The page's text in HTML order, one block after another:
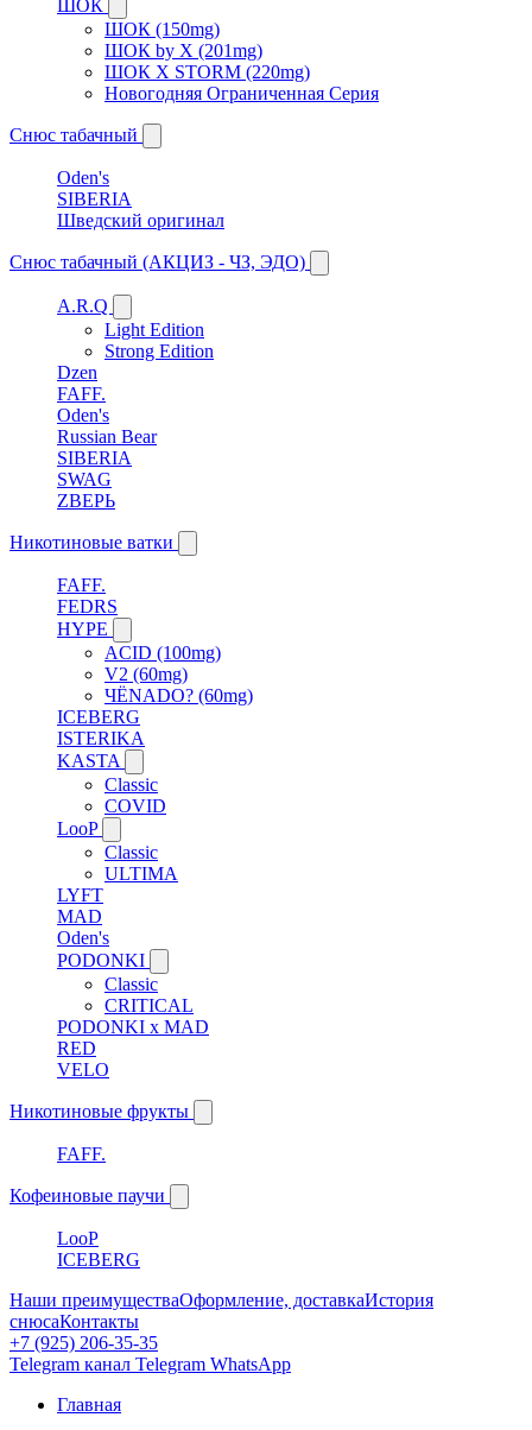
ШОК
ШОК (150mg)
ШОК by X (201mg)
ШОК X STORM (220mg)
Новогодняя Ограниченная Серия
Снюс табачный
Oden's
SIBERIA
Шведский оригинал
Снюс табачный (АКЦИЗ - ЧЗ, ЭДО)
A.R.Q
Light Edition
Strong Edition
Dzen
FAFF.
Oden's
Russian Bear
SIBERIA
SWAG
ZВЕРЬ
Никотиновые ватки
FAFF.
FEDRS
HYPE
ACID (100mg)
V2 (60mg)
ЧЁNADO? (60mg)
ICEBERG
ISTERIKA
KASTA
Classic
COVID
LooP
Classic
ULTIMA
LYFT
MAD
Oden's
PODONKI
Classic
CRITICAL
PODONKI x MAD
RED
VELO
Никотиновые фрукты
FAFF.
Кофеиновые паучи
LooP
ICEBERG
Наши преимуществаОформление, доставкаИстория
снюсаКонтакты
+7 (925) 206-35-35
Telegram канал Telegram WhatsApp
Главная